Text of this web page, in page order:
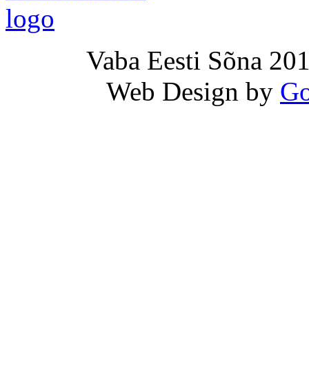
Vaba Eesti Sõna
Web Design by